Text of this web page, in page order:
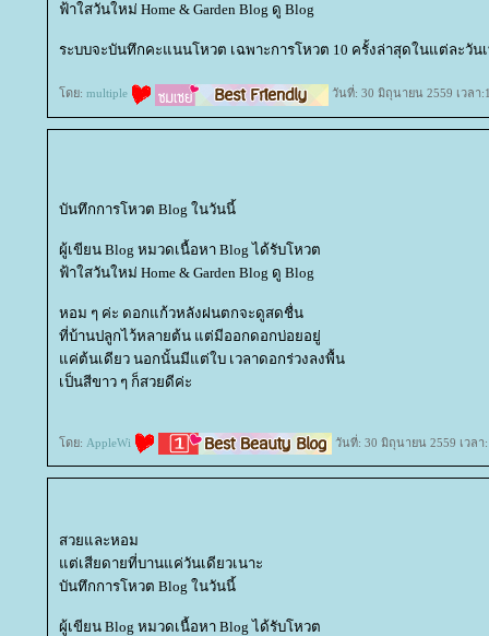
ฟ้าใสวันใหม่ Home & Garden Blog ดู Blog
ระบบจะบันทึกคะแนนโหวต เฉพาะการโหวต 10 ครั้งล่าสุดในแต่ละวัน
ดย: multiple วันที่: 30 มิถุนายน 2559 เวลา
บันทึกการโหวต Blog ในวันนี้
ผู้เขียน Blog หมวดเนื้อหา Blog ได้รับโหวต
ฟ้าใสวันใหม่ Home & Garden Blog ดู Blog
หอม ๆ ค่ะ ดอกแก้วหลังฝนตกจะดูสดชื่น
ที่บ้านปลูกไว้หลายต้น แต่มีออกดอกบ่อยอยู่
ค่ต้นเดียว นอกนั้นมีแต่ใบ เวลาดอกร่วงลงพื้น
เป็นสีขาว ๆ ก็สวยดีค่ะ
ดย: AppleWi วันที่: 30 มิถุนายน 2559 เวลา
สวยและหอม
ต่เสียดายที่บานแค่วันเดียวเนาะ
บันทึกการโหวต Blog ในวันนี้
ผู้เขียน Blog หมวดเนื้อหา Blog ได้รับโหวต